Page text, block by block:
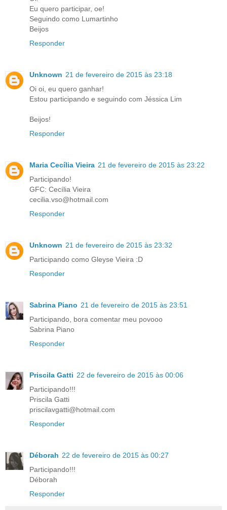
Eu quero participar, oe!
Seguindo como Lumartinho
Beijos
Responder
Unknown 21 de fevereiro de 2015 às 23:18
Oi oi, eu quero ganhar!
Estou participando e seguindo com Jéssica Lim
Beijos!
Responder
Maria Cecília Vieira 21 de fevereiro de 2015 às 23:22
Participando!
GFC: Cecília Vieira
cecilia.vso@hotmail.com
Responder
Unknown 21 de fevereiro de 2015 às 23:32
Participando como Gleyse Vieira :D
Responder
Sabrina Piano 21 de fevereiro de 2015 às 23:51
Participando, bora comentar meu povooo
Sabrina Piano
Responder
Priscila Gatti 22 de fevereiro de 2015 às 00:06
Participando!!!
Priscila Gatti
priscilavgatti@hotmail.com
Responder
Déborah 22 de fevereiro de 2015 às 00:27
Participando!!!
Déborah
Responder